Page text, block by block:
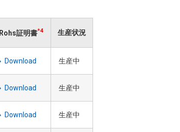
Rohs証明書*4 生産状況
Download 生産中
Download 生産中
Download 生産中